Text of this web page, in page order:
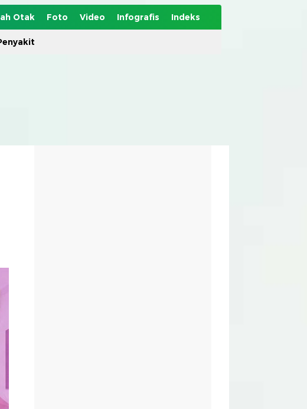
Otak Foto Video Infografis Indeks